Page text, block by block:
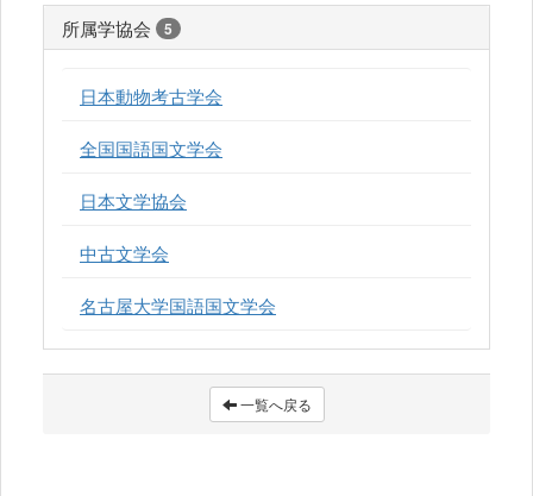
所属学協会 5
日本動物考古学会
全国国語国文学会
日本文学協会
中古文学会
名古屋大学国語国文学会
一覧へ戻る